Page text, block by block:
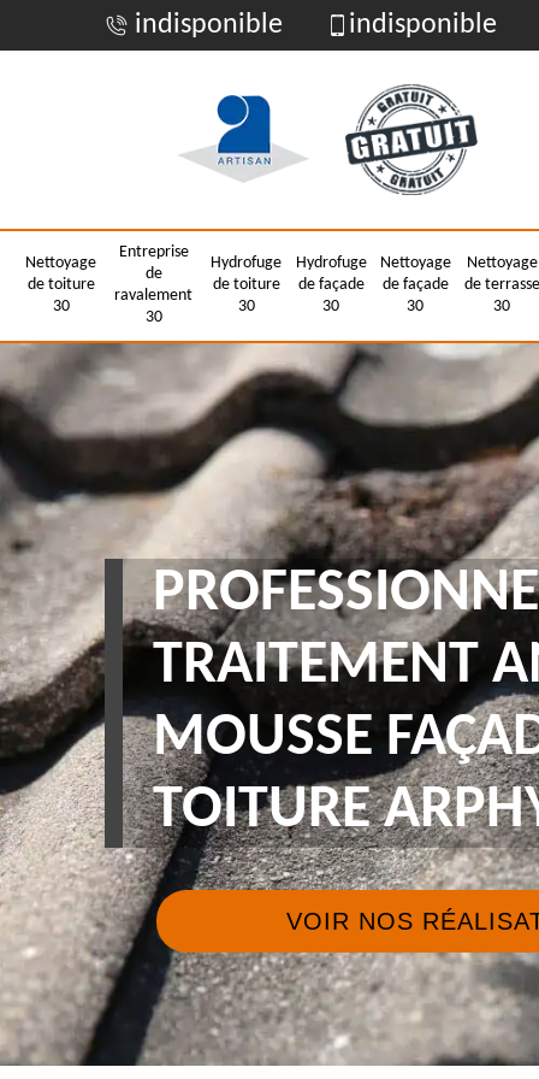
indisponible indisponible
Nettoyage
de toiture
30
Entreprise
de
ravalement
30
Hydrofuge
de toiture
30
Hydrofuge
de façade
30
Nettoyage
de façade
30
Nettoyage
de terrasse
30
TRAITEMENT
MOUSSE
TOITURE
VOIR NOS